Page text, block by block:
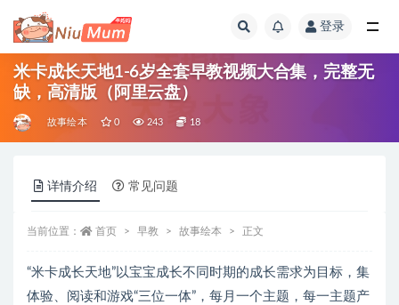
登录
米卡成长天地1-6岁全套早教视频大合集，完整无
缺，高清版（阿里云盘）
故事绘本 0 243 18
详情介绍 常见问题
当前位置： 首页 早教 故事绘本 正文
“米卡成长天地”以宝宝成长不同时期的成长需求为目标，集
体验、阅读和游戏“三位一体”，每月一个主题，每一主题产